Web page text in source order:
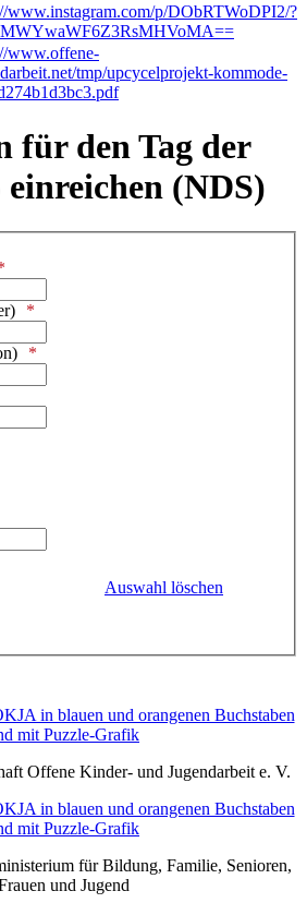
www.instagram.com/p/DObRTWoDPI2/?
www.offene-
tmp/upcycelprojekt-kommode-
für den Tag der
(NDS)
Auswahl löschen
Offene Kinder- und Jugendarbeit e. V.
für Bildung, Familie, Senioren,
und Jugend